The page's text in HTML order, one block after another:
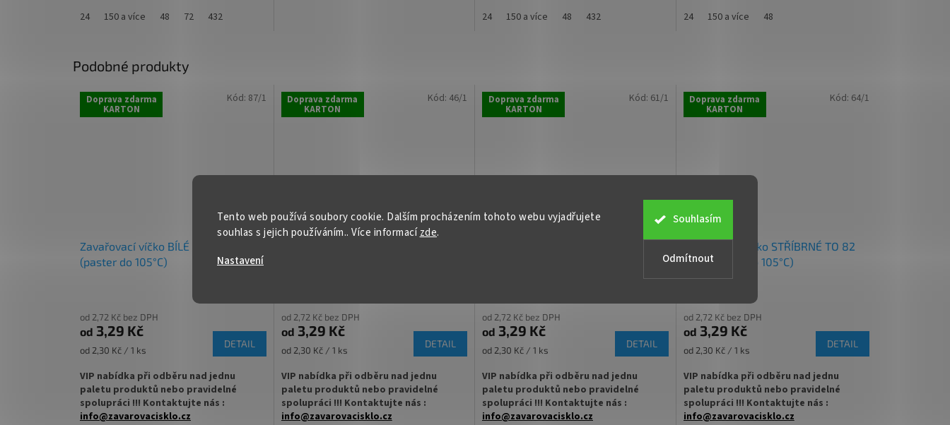
Tento web používá soubory cookie. Dalším procházením tohoto webu vyjadřujete
souhlas s jejich používáním.. Více informacízde.
Nastavení
Odmítnout
Souhlasím
Zavařovací sklenice 720 ml s uzávěrem
sklenice vhodná pro domácnosti, včelaře i
Oblíbená sklenice FACETTE 720 ml díky
✅Ideální na domácí med, ovoce nebo
zeleninu
24 150 a více 48 72 432
✅ Různá víčka TO 82 ke sklenici objednejte
ZDE
Zavařovací sklenice 770 ml na MED se
✅ Twist Off šroubový uzávěr uzavřete
objednejteZDE
24 150 a více 48 432
Zavařovací sklenice 720 ml Twist Off TO 82
✅ Twist Off šroubový uzávěr uzavřete
objednejteZDE
zeleninu
Paletu za výhodnější cenu
objednejteZDE
24 150 a více 48
Podobné produkty
Doprava zdarma
KARTON
Zavařovací víčko BÍLÉ TO 82 RTS
(paster do 105°C)
od 2,72 Kč bez DPH
od 3,29 Kč
Měrná
od 2,30 Kč / 1 ks
DETAIL
VIP nabídka při odběru nad jednu
paletu produktů nebo pravidelné
spolupráci !!! Kontaktujte nás :
info@zavarovacisklo.cz
Kód: 87/1 Doprava zdarma
KARTON
od 2,72 Kč bez DPH
od 3,29 Kč
Měrná
od 2,30 Kč / 1 ks
DETAIL
VIP nabídka při odběru nad jednu
paletu produktů nebo pravidelné
spolupráci !!! Kontaktujte nás :
info@zavarovacisklo.cz
Kód: 46/1 Doprava zdarma
KARTON
od 2,72 Kč bez DPH
od 3,29 Kč
Měrná
od 2,30 Kč / 1 ks
DETAIL
VIP nabídka při odběru nad jednu
paletu produktů nebo pravidelné
spolupráci !!! Kontaktujte nás :
info@zavarovacisklo.cz
Kód: 61/1 Doprava zdarma
KARTON
Zavařovací víčko STŘÍBRNÉ TO 82
RTS (paster do 105°C)
od 2,72 Kč bez DPH
od 3,29 Kč
Měrná
od 2,30 Kč / 1 ks
DETAIL
VIP nabídka při odběru nad jednu
paletu produktů nebo pravidelné
spolupráci !!! Kontaktujte nás :
info@zavarovacisklo.cz
Kód: 64/1